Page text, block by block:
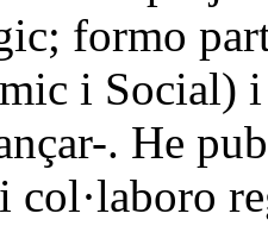
formo
i Social)
. He
col·laboro